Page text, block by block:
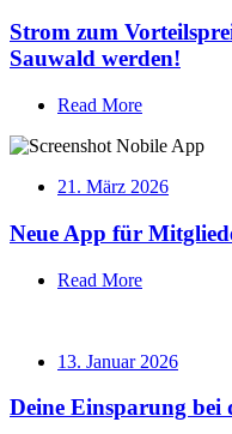
Strom zum
Sauwald werden!
Read More
21. März 2026
Neue App für
Read More
13. Januar 2026
Deine Einsparung bei